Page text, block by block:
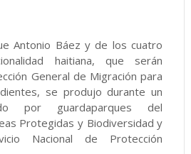
Antonio Báez y de los cuatro
haitiana, que serán
General de Migración para
se produjo durante un
por guardaparques del
Protegidas y Biodiversidad y
Nacional de Protección